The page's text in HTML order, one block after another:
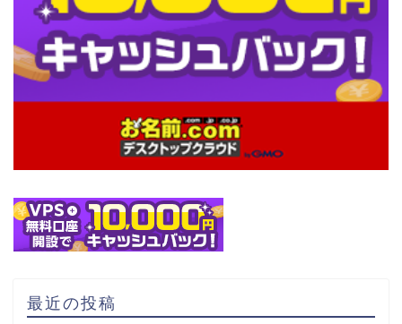
最近の投稿